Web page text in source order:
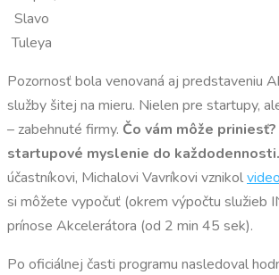
Slavo
Tuleya
Pozornosť bola venovaná aj predstaveniu
služby šitej na mieru. Nielen pre startupy,
– zabehnuté firmy. Čo vám môže priniesť?
startupové myslenie do každodennosti.
účastníkovi, Michalovi Vavríkovi vznikol
si môžete vypočuť (okrem výpočtu služieb
prínose Akcelerátora (od 2 min 45 sek).
Po oficiálnej časti programu nasledoval